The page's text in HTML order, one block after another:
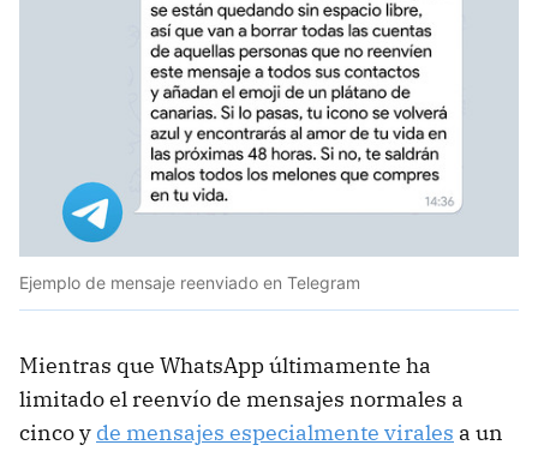
Ejemplo de mensaje reenviado en Telegram
Mientras que WhatsApp últimamente ha
limitado el reenvío de mensajes normales a
cinco y de mensajes especialmente virales a un